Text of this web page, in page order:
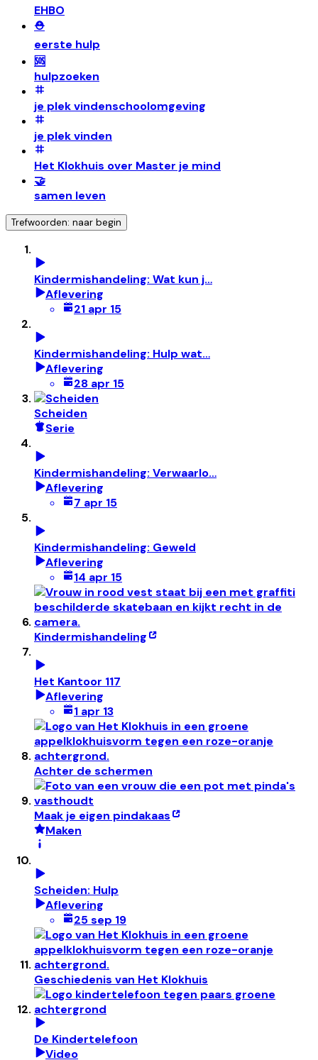
EHBO
⛑️
eerste hulp
🆘
hulpzoeken
je plek vindenschoolomgeving
je plek vinden
Het Klokhuis over Master je mind
🤝
samen leven
Trefwoorden: naar begin
Kindermishandeling: Wat kun j…
Aflevering
21 apr 15
Kindermishandeling: Hulp wat…
Aflevering
28 apr 15
Scheiden
Serie
Kindermishandeling: Verwaarlo…
Aflevering
7 apr 15
Kindermishandeling: Geweld
Aflevering
14 apr 15
Kindermishandeling
Het Kantoor 117
Aflevering
1 apr 13
Achter de schermen
Maak je eigen pindakaas
Maken
Scheiden: Hulp
Aflevering
25 sep 19
Geschiedenis van Het Klokhuis
De Kindertelefoon
Video